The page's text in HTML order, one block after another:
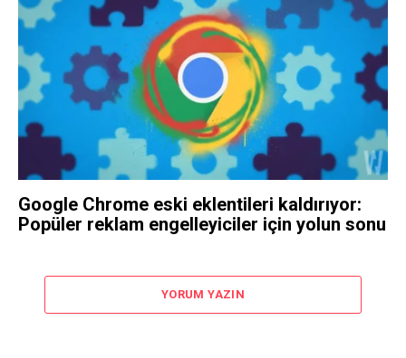
Google Chrome eski eklentileri kaldırıyor:
Popüler reklam engelleyiciler için yolun sonu
YORUM YAZIN